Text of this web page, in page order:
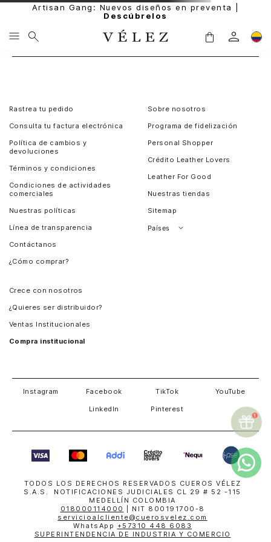
Artisan Gang: Nuevos diseños en preventa |
Descúbrelos
Rastrea tu pedido
Consulta tu factura electrónica
Política de cambios y
devoluciones
Términos y condiciones
Condiciones de actividades
comerciales
Nuestras políticas
Línea de transparencia
Contáctanos
¿Cómo comprar?
Sobre nosotros
Programa de fidelización
Personal Shopper
Crédito Leather Lovers
Leather For Good
Nuestras tiendas
Sitemap
Países
Crece con nosotros
¿Quieres ser distribuidor?
Ventas Institucionales
Compra institucional
Instagram Facebook TikTok YouTube
LinkedIn Pinterest
TODOS LOS DERECHOS RESERVADOS CUEROS VÉLEZ
S.A.S. NOTIFICACIONES JUDICIALES CL 29 # 52 -115
MEDELLÍN COLOMBIA
018000114000
| NIT 800191700-8
servicioalcliente@cuerosvelez.com
WhatsApp +57310 448 6083
SUPERINTENDENCIA DE INDUSTRIA Y COMERCIO